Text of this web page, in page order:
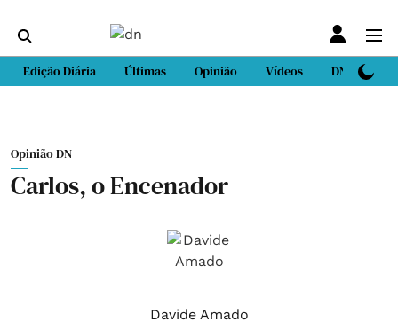
Edição Diária Últimas Opinião Vídeos DN Sport
Opinião DN
Carlos, o Encenador
Davide Amado